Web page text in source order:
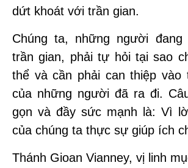
dứt khoát với trần gian.
Chúng ta, những người
trần gian, phải tự hỏi tại sao
thể và cần phải can thiệp vào
của những người đã ra đi.
gọn và đầy sức mạnh là: Vì
của chúng ta thực sự giúp ích
Thánh Gioan Vianney, vị linh